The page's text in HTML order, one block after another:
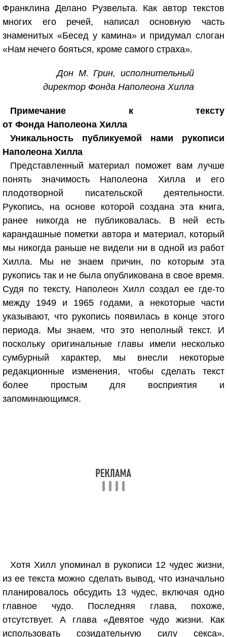
Франклина Делано Рузвельта. Как автор текстов
многих его речей, написал основную часть
знаменитых «Бесед у камина» и придумал слоган
«Нам нечего бояться, кроме самого страха».
Дон М. Грин, исполнительный
директор Фонда Наполеона Хилла
Примечание к тексту
от Фонда Наполеона Хилла
Уникальность публикуемой нами рукописи
Наполеона Хилла
Представленный материал поможет вам лучше
понять значимость Наполеона Хилла и его
плодотворной писательской деятельности.
Рукопись, на основе которой создана эта книга,
ранее никогда не публиковалась. В ней есть
карандашные пометки автора и материал, который
мы никогда раньше не видели ни в одной из работ
Хилла. Мы не знаем причин, по которым эта
рукопись так и не была опубликована в свое время.
Судя по тексту, Наполеон Хилл создал ее где-то
между 1949 и 1965 годами, а некоторые части
указывают, что рукопись появилась в конце этого
периода. Мы знаем, что это неполный текст. И
поскольку оригинальные главы имели несколько
сумбурный характер, мы внесли некоторые
редакционные изменения, чтобы сделать текст
более простым для восприятия и
запоминающимся.
Хотя Хилл упоминал в рукописи 12 чудес жизни,
из ее текста можно сделать вывод, что изначально
планировалось обсудить 13 чудес, включая одно
главное чудо. Последняя глава, похоже,
отсутствует. А глава «Девятое чудо жизни. Как
использовать созидательную силу секса»,